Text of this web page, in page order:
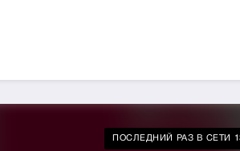
ПОСЛЕДНИЙ РАЗ В СЕТИ